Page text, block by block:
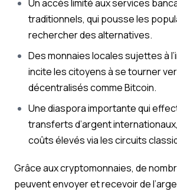
Un accès limité aux services
traditionnels, qui pousse les
rechercher des alternatives.
Des monnaies locales sujettes à
incite les citoyens à se tourner
décentralisés comme Bitcoin.
Une diaspora importante qui
transferts d’argent
coûts élevés via les circuits
Grâce aux cryptomonnaies, de
peuvent envoyer et recevoir de